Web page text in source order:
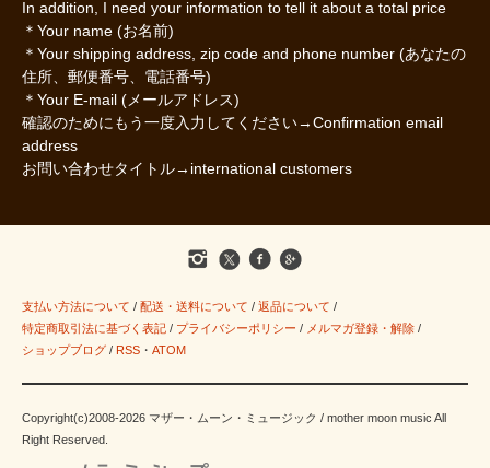
In addition, I need your information to tell it about a total price
＊Your name (お名前)
＊Your shipping address, zip code and phone number (あなたの
住所、郵便番号、電話番号)
＊Your E-mail (メールアドレス)
確認のためにもう一度入力してください→Confirmation email
address
お問い合わせタイトル→international customers
支払い方法について / 配送・送料について / 返品について /
特定商取引法に基づく表記 / プライバシーポリシー / メルマガ登録・解除 /
ショップブログ / RSS ・ ATOM
Copyright(c)2008-2026 マザー・ムーン・ミュージック / mother moon music All
Right Reserved.